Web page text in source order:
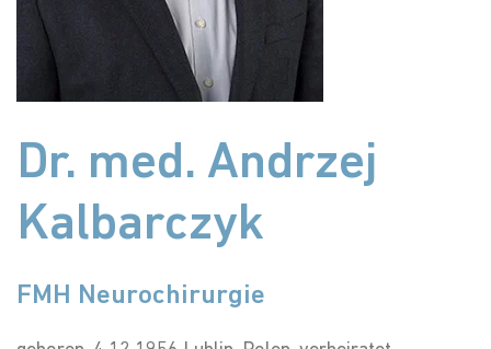
Dr. med. Andrzej
Kalbarczyk
FMH Neurochirurgie